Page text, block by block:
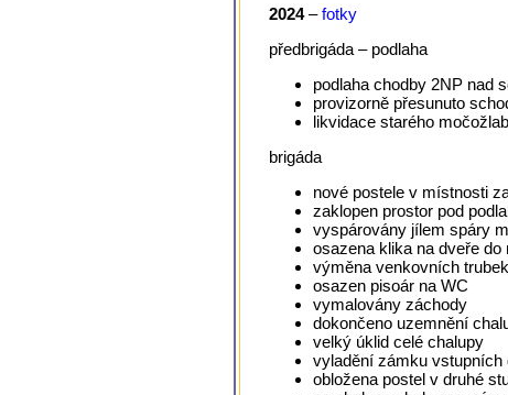
2024–fotky
předbrigáda – podlaha
podlaha chodby 2NP nad
provizorně přesunuto
likvidace starého
brigáda
nové postele v místnosti
zaklopen prostor pod
vyspárovány jílem spáry
osazena klika na dveře
výměna venkovních
osazen pisoár na WC
vymalovány záchody
dokončeno uzemnění
velký úklid celé chalupy
vyladění zámku vstupních
obložena postel v druhé